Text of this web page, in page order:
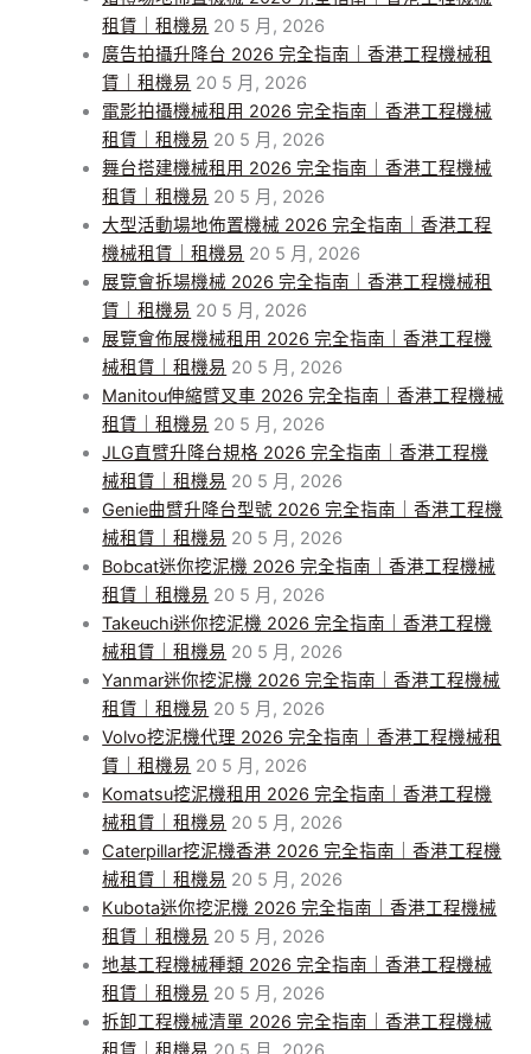
租賃｜租機易 20 5 月, 2026
廣告拍攝升降台 2026 完全指南｜香港工程機械租
賃｜租機易 20 5 月, 2026
電影拍攝機械租用 2026 完全指南｜香港工程機械
租賃｜租機易 20 5 月, 2026
舞台搭建機械租用 2026 完全指南｜香港工程機械
租賃｜租機易 20 5 月, 2026
大型活動場地佈置機械 2026 完全指南｜香港工程
機械租賃｜租機易 20 5 月, 2026
展覽會拆場機械 2026 完全指南｜香港工程機械租
賃｜租機易 20 5 月, 2026
展覽會佈展機械租用 2026 完全指南｜香港工程機
械租賃｜租機易 20 5 月, 2026
Manitou伸縮臂叉車 2026 完全指南｜香港工程機械
租賃｜租機易 20 5 月, 2026
JLG直臂升降台規格 2026 完全指南｜香港工程機
械租賃｜租機易 20 5 月, 2026
Genie曲臂升降台型號 2026 完全指南｜香港工程機
械租賃｜租機易 20 5 月, 2026
Bobcat迷你挖泥機 2026 完全指南｜香港工程機械
租賃｜租機易 20 5 月, 2026
Takeuchi迷你挖泥機 2026 完全指南｜香港工程機
械租賃｜租機易 20 5 月, 2026
Yanmar迷你挖泥機 2026 完全指南｜香港工程機械
租賃｜租機易 20 5 月, 2026
Volvo挖泥機代理 2026 完全指南｜香港工程機械租
賃｜租機易 20 5 月, 2026
Komatsu挖泥機租用 2026 完全指南｜香港工程機
械租賃｜租機易 20 5 月, 2026
Caterpillar挖泥機香港 2026 完全指南｜香港工程機
械租賃｜租機易 20 5 月, 2026
Kubota迷你挖泥機 2026 完全指南｜香港工程機械
租賃｜租機易 20 5 月, 2026
地基工程機械種類 2026 完全指南｜香港工程機械
租賃｜租機易 20 5 月, 2026
拆卸工程機械清單 2026 完全指南｜香港工程機械